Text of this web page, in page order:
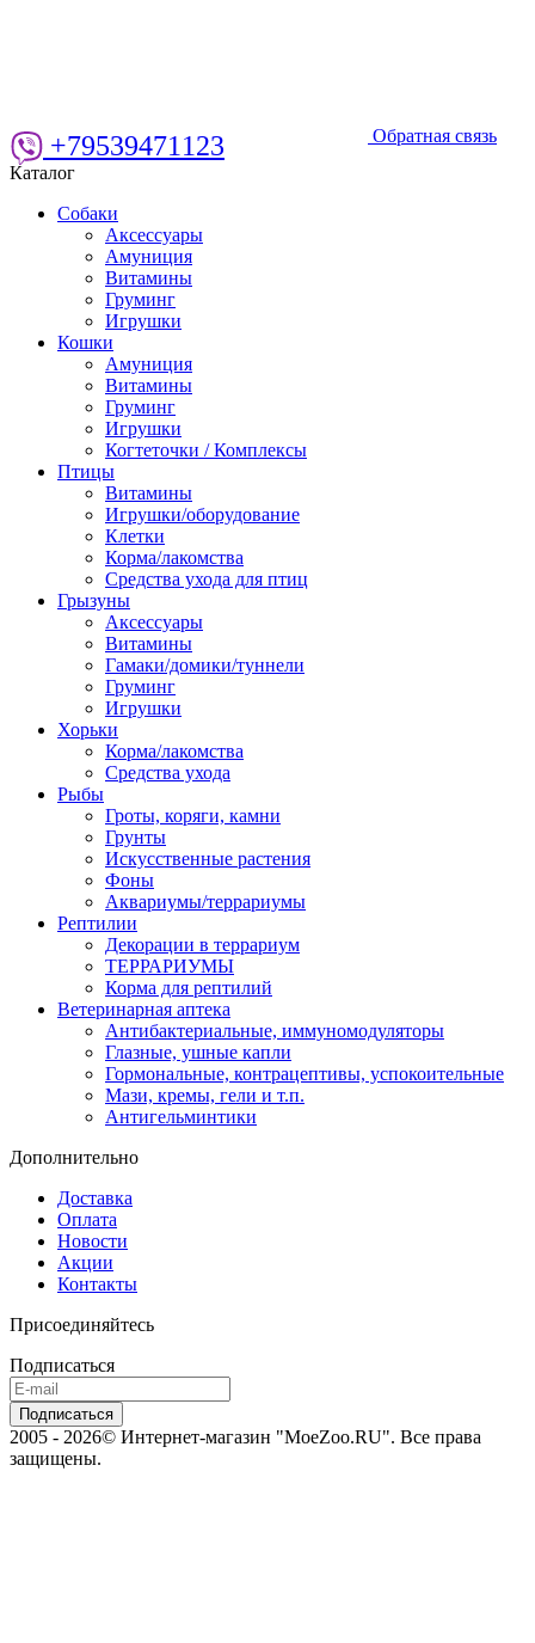
Обратная связь
+79539471123
Каталог
Собаки
Аксессуары
Амуниция
Витамины
Груминг
Игрушки
Кошки
Амуниция
Витамины
Груминг
Игрушки
Когтеточки / Комплексы
Птицы
Витамины
Игрушки/оборудование
Клетки
Корма/лакомства
Средства ухода для птиц
Грызуны
Аксессуары
Витамины
Гамаки/домики/туннели
Груминг
Игрушки
Хорьки
Корма/лакомства
Средства ухода
Рыбы
Гроты, коряги, камни
Грунты
Искусственные растения
Фоны
Аквариумы/террариумы
Рептилии
Декорации в террариум
ТЕРРАРИУМЫ
Корма для рептилий
Ветеринарная аптека
Антибактериальные, иммуномодуляторы
Глазные, ушные капли
Гормональные, контрацептивы, успокоительные
Мази, кремы, гели и т.п.
Антигельминтики
Дополнительно
Доставка
Оплата
Новости
Акции
Контакты
Присоединяйтесь
Подписаться
2005 - 2026© Интернет-магазин "MoeZoo.RU". Все права
защищены.